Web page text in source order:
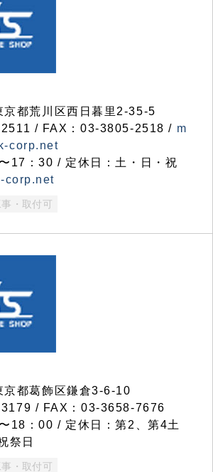
都荒川区西日暮里2-35-5
/ FAX：03-3805-2518 / m
corp.net
17：30 / 定休日：土・日・祝
corp.net
事・取付可
都葛飾区鎌倉3-6-10
/ FAX：03-3658-7676
18：00 / 定休日：第2、第4土
祭日
事・取付可